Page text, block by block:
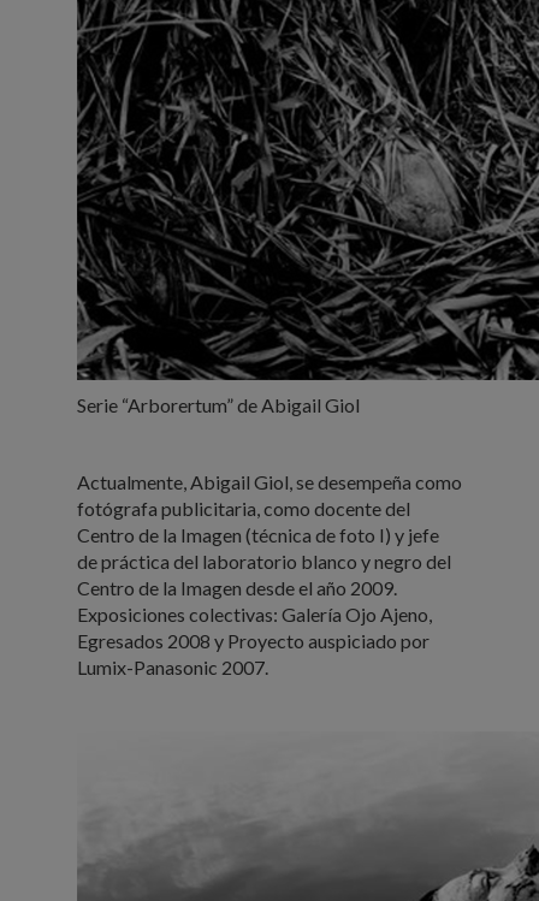
Serie “Arborertum” de Abigail Giol
Actualmente, Abigail Giol, se desempeña como
fotógrafa publicitaria, como docente del
Centro de la Imagen (técnica de foto I) y jefe
de práctica del laboratorio blanco y negro del
Centro de la Imagen desde el año 2009.
Exposiciones colectivas: Galería Ojo Ajeno,
Egresados 2008 y Proyecto auspiciado por
Lumix-Panasonic 2007.